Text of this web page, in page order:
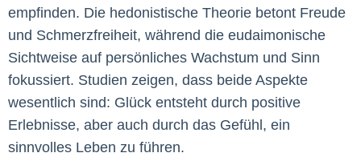
empfinden. Die hedonistische Theorie betont Freude
und Schmerzfreiheit, während die eudaimonische
Sichtweise auf persönliches Wachstum und Sinn
fokussiert. Studien zeigen, dass beide Aspekte
wesentlich sind: Glück entsteht durch positive
Erlebnisse, aber auch durch das Gefühl, ein
sinnvolles Leben zu führen.